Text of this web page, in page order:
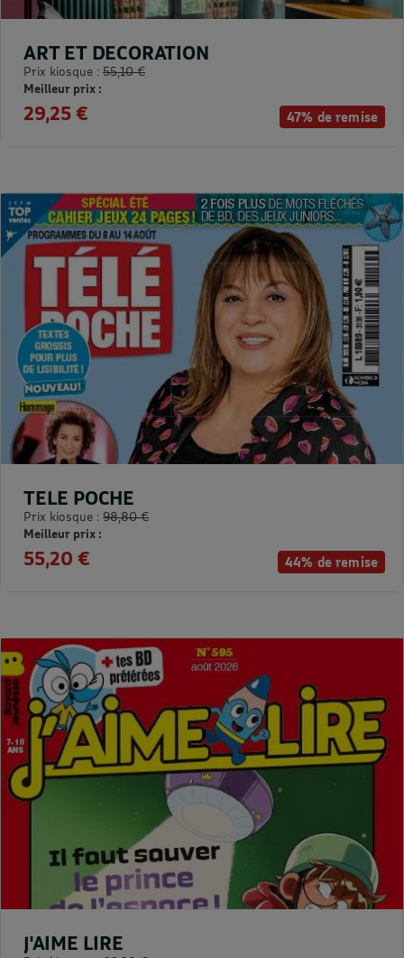
47% de remise
ART ET DECORATION
Prix kiosque : 55,10 €
Meilleur prix :
29,25 €
44% de remise
TELE POCHE
Prix kiosque : 98,80 €
Meilleur prix :
55,20 €
J'AIME LIRE